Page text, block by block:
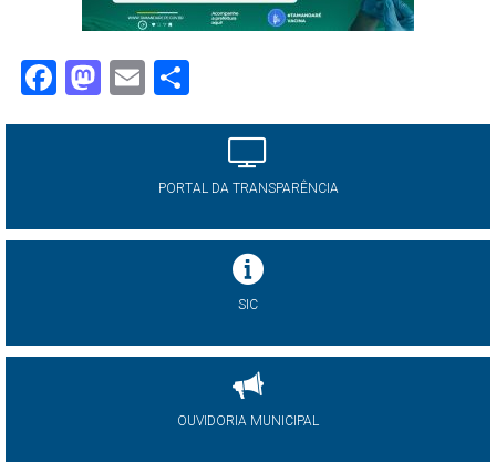
Facebook
Mastodon
Email
PORTAL DA TRANSPARÊNCIA
SIC
OUVIDORIA MUNICIPAL